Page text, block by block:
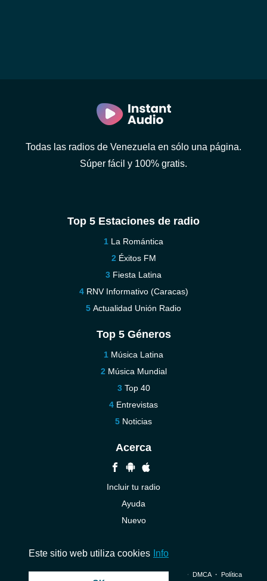
Todas las radios de Venezuela en sólo una página.
Súper fácil y 100% gratis.
Top 5 Estaciones de radio
La Romántica
Éxitos FM
Fiesta Latina
RNV Informativo (Caracas)
Actualidad Unión Radio
Top 5 Géneros
Música Latina
Música Mundial
Top 40
Entrevistas
Noticias
Acerca
Incluir tu radio
Ayuda
Nuevo
© 2026 InstantAudio. Reservados todos los derechos. ・ DMCA・ Política
Este sitio web utiliza cookies Info